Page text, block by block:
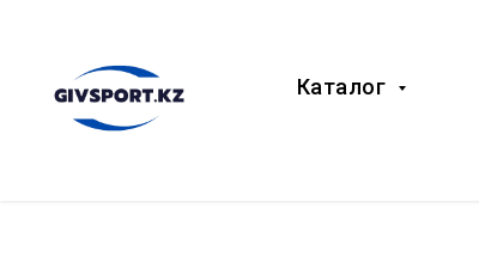
Каталог